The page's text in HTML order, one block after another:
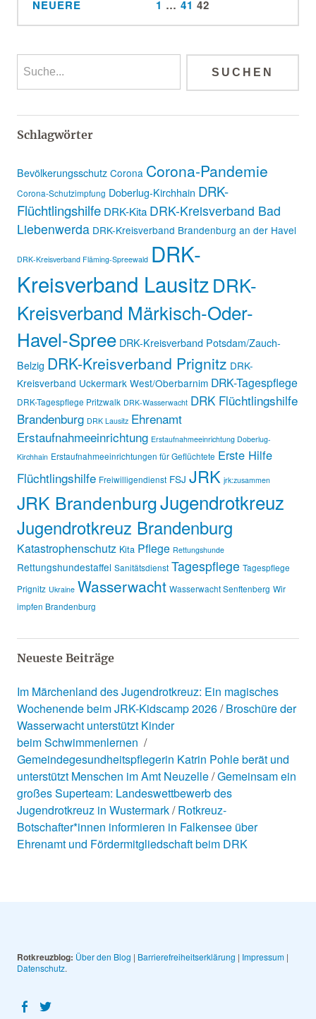
NEUERE 1 … 41 42
Schlagwörter
Bevölkerungsschutz Corona Corona-Pandemie
Corona-Schutzimpfung Doberlug-Kirchhain DRK-
Flüchtlingshilfe DRK-Kita DRK-Kreisverband Bad
Liebenwerda DRK-Kreisverband Brandenburg an der Havel
DRK-Kreisverband Fläming-Spreewald DRK-
Kreisverband LausitzDRK-
Kreisverband Märkisch-Oder-
Havel-Spree DRK-Kreisverband Potsdam/Zauch-
Belzig DRK-Kreisverband Prignitz DRK-
Kreisverband Uckermark West/Oberbarnim DRK-Tagespflege
DRK-Tagespflege Pritzwalk DRK-Wasserwacht DRK Flüchtlingshilfe
Brandenburg DRK Lausitz Ehrenamt
Erstaufnahmeeinrichtung Erstaufnahmeeinrichtung Doberlug-
Kirchhain Erstaufnahmeeinrichtungen für Geflüchtete Erste Hilfe
Flüchtlingshilfe Freiwilligendienst FSJ JRK jrk:zusammen
JRK BrandenburgJugendrotkreuz
Jugendrotkreuz Brandenburg
Katastrophenschutz Kita Pflege Rettungshunde
Rettungshundestaffel Sanitätsdienst Tagespflege Tagespflege
Prignitz Ukraine Wasserwacht Wasserwacht Senftenberg Wir
impfen Brandenburg
Neueste Beiträge
Im Märchenland des Jugendrotkreuz: Ein magisches
Wochenende beim JRK-Kidscamp 2026 Broschüre der
Wasserwacht unterstützt Kinder
beim Schwimmenlernen
Gemeindegesundheitspflegerin Katrin Pohle berät und
unterstützt Menschen im Amt Neuzelle Gemeinsam ein
großes Superteam: Landeswettbewerb des
Jugendrotkreuz in Wustermark Rotkreuz-
Botschafter*innen informieren in Falkensee über
Ehrenamt und Fördermitgliedschaft beim DRK
Rotkreuzblog: Über den Blog | Barrierefreiheitserklärung | Impressum|
Datenschutz